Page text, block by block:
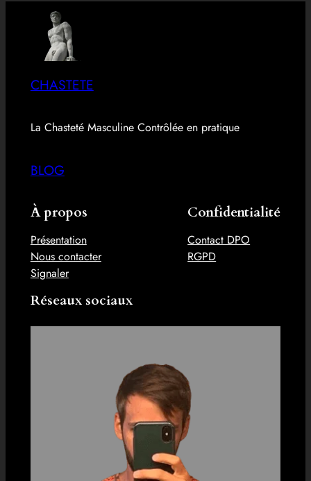
CHASTETE
La Chasteté Masculine Contrôlée en pratique
BLOG
À propos
Présentation
Nous contacter
Signaler
Confidentialité
Contact DPO
RGPD
Réseaux sociaux